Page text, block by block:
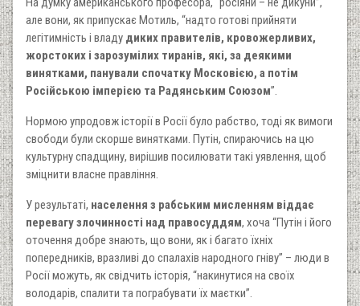
але вони, як припускає Мотиль, “надто готові прийняти
легітимність і владу диких правителів, кровожерливих,
жорстоких і зарозумілих тиранів, які, за деякими
винятками, панували спочатку Московією, а потім
Російською імперією та Радянським Союзом”.
Нормою упродовж історії в Росії було рабство, тоді як вимоги
свободи були скорше винятками. Путін, спираючись на цю
культурну спадщину, вирішив посилювати такі уявлення, щоб
зміцнити власне правління.
У результаті, населення з рабським мисленням віддає
перевагу злочинності над правосуддям, хоча “Путін і його
оточення добре знають, що вони, як і багато їхніх
попередників, вразливі до спалахів народного гніву” – люди в
Росії можуть, як свідчить історія, “накинутися на своїх
володарів, спалити та пограбувати їх маєтки”.